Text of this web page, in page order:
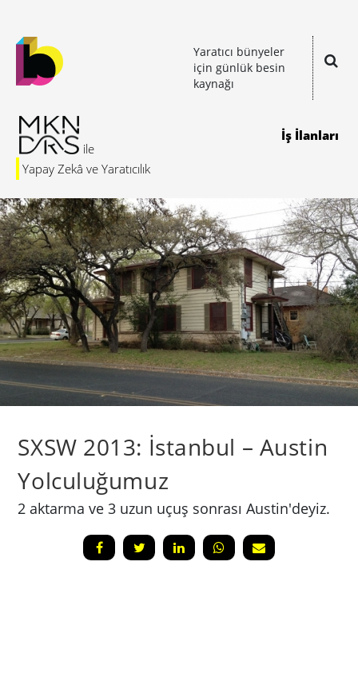
Yaratıcı bünyeler
için günlük besin
kaynağı
Yapay Zekâ ve Yaratıcılık
İş İlanları
SXSW 2013: İstanbul – Austin
Yolculuğumuz
2 aktarma ve 3 uzun uçuş sonrası Austin'deyiz.